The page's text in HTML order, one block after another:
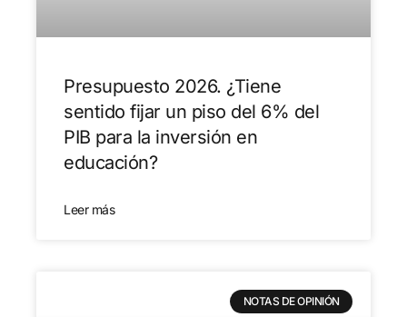
Presupuesto 2026. ¿Tiene
sentido fijar un piso del 6% del
PIB para la inversión en
educación?
Leer más
NOTAS DE OPINIÓN